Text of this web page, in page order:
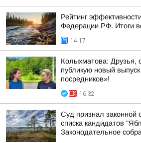
Рейтинг
Федерации РФ. Итоги
14:17
Колыхматова: Друзья,
публикую новый
посредников»!
16:32
Суд признал законной
списка кандидатов
Законодательное